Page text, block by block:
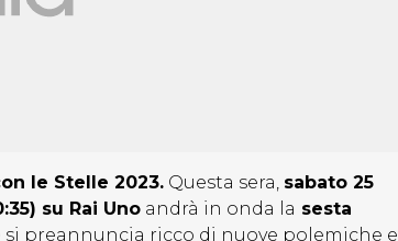
le Stelle 2023. Questa sera, sabato 25
su Rai Uno andrà in onda la sesta
preannuncia ricco di nuove polemiche e